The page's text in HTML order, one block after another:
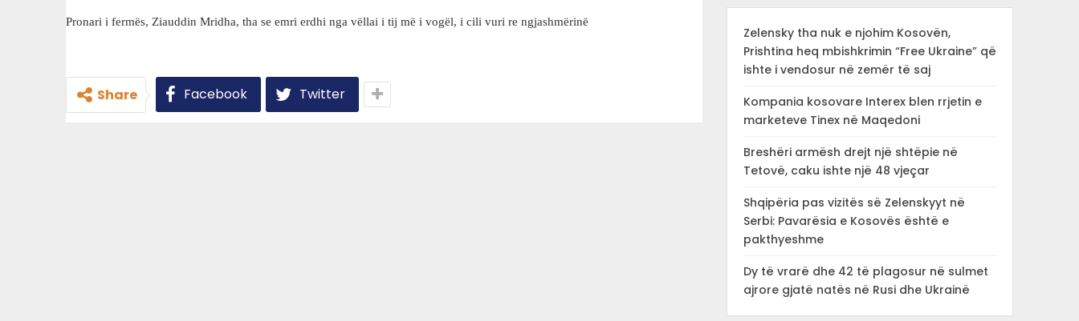
Pronari i fermës, Ziauddin Mridha, tha se emri erdhi nga vëllai i tij më i vogël, i cili vuri re ngjashmërinë
Share Facebook Twitter
Zelensky tha nuk e njohim Kosovën,
Prishtina heq mbishkrimin “Free Ukraine” që
ishte i vendosur në zemër të saj
Kompania kosovare Interex blen rrjetin e
marketeve Tinex në Maqedoni
Breshëri armësh drejt një shtëpie në
Tetovë, caku ishte një 48 vjeçar
Shqipëria pas vizitës së Zelenskyyt në
Serbi: Pavarësia e Kosovës është e
pakthyeshme
Dy të vrarë dhe 42 të plagosur në sulmet
ajrore gjatë natës në Rusi dhe Ukrainë